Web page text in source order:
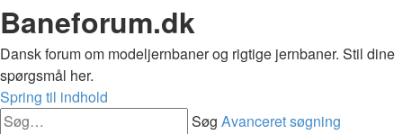
Baneforum.dk
Dansk forum om modeljernbaner og rigtige jernbaner. Stil dine
spørgsmål her.
Spring til indhold
Søg Avanceret søgning